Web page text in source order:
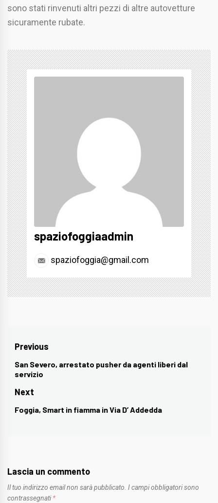
sono stati rinvenuti altri pezzi di altre autovetture
sicuramente rubate.
spaziofoggiaadmin
spaziofoggia@gmail.com
Navigazione
articoli
Previous
Previous
post:
San Severo, arrestato pusher da agenti liberi dal
servizio
Next
Next
Foggia, Smart in fiamma in Via D’ Addedda
Lascia un commento
Il tuo indirizzo email non sarà pubblicato. I campi obbligatori sono
contrassegnati *